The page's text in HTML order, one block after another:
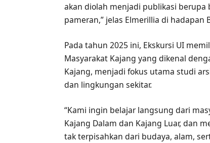
akan diolah menjadi publikasi
pameran,” jelas Elmerillia di hadapan
Pada tahun 2025 ini, Ekskursi UI
Masyarakat Kajang yang dikenal
Kajang, menjadi fokus utama studi
dan lingkungan sekitar.
“Kami ingin belajar langsung dari
Kajang Dalam dan Kajang Luar, dan
tak terpisahkan dari budaya, alam,